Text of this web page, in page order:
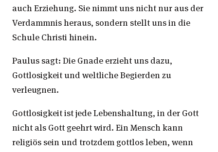
auch Erziehung. Sie nimmt uns nicht nur aus der
Verdammnis heraus, sondern stellt uns in die
Schule Christi hinein.
Paulus sagt: Die Gnade erzieht uns dazu,
Gottlosigkeit und weltliche Begierden zu
verleugnen.
Gottlosigkeit ist jede Lebenshaltung, in der Gott
nicht als Gott geehrt wird. Ein Mensch kann
religiös sein und trotzdem gottlos leben, wenn